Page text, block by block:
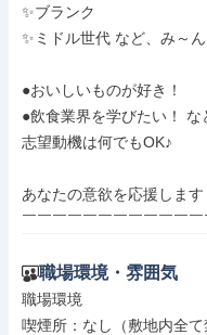
✨ブランク
✨ミドル世代 など、み～
●おいしいものが好き！
●飲食業界を学びたい！ な
志望動機は何でもOK♪
あなたの意欲を応援します
￣￣￣￣￣￣￣￣￣￣￣￣
職場環境・雰囲気
職場環境
喫煙所：なし（敷地内全て